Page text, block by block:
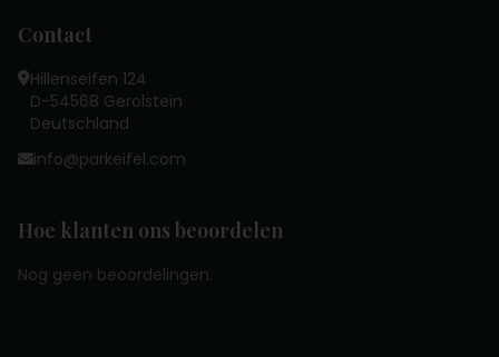
Contact
Hillenseifen 124
D-54568 Gerolstein
Deutschland
info@parkeifel.com
Hoe klanten ons beoordelen
Nog geen beoordelingen.